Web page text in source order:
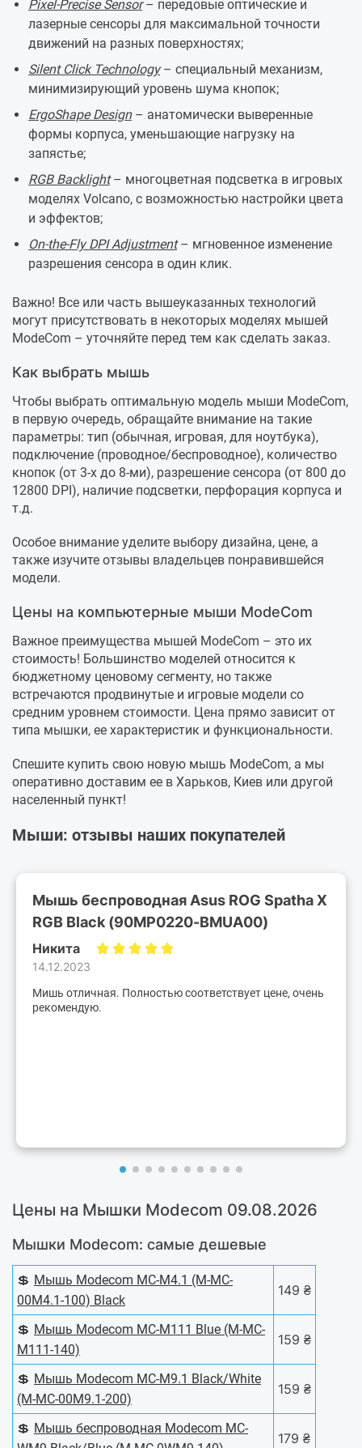
Pixel-Precise Sensor– передовые оптические и
лазерные сенсоры для максимальной точности
движений на разных поверхностях;
Silent Click Technology– специальный механизм,
минимизирующий уровень шума кнопок;
ErgoShape Design– анатомически выверенные
формы корпуса, уменьшающие нагрузку на
запястье;
RGB Backlight– многоцветная подсветка в игровых
моделях Volcano, с возможностью настройки цвета
и эффектов;
On-the-Fly DPI Adjustment– мгновенное изменение
разрешения сенсора в один клик.
Важно! Все или часть вышеуказанных технологий
могут присутствовать в некоторых моделях мышей
ModeCom – уточняйте перед тем как сделать заказ.
Как выбрать мышь
Чтобы выбрать оптимальную модель мыши ModeCom,
в первую очередь, обращайте внимание на такие
параметры: тип (обычная, игровая, для ноутбука),
подключение (проводное/беспроводное), количество
кнопок (от 3-х до 8-ми), разрешение сенсора (от 800 до
12800 DPI), наличие подсветки, перфорация корпуса и
т.д.
Особое внимание уделите выбору дизайна, цене, а
также изучите отзывы владельцев понравившейся
модели.
Цены на компьютерные мыши ModeCom
Важное преимущества мышей ModeCom – это их
стоимость! Большинство моделей относится к
бюджетному ценовому сегменту, но также
встречаются продвинутые и игровые модели со
средним уровнем стоимости. Цена прямо зависит от
типа мышки, ее характеристик и функциональности.
Спешите купить свою новую мышь ModeCom, а мы
оперативно доставим ее в Харьков, Киев или другой
населенный пункт!
Мыши: отзывы наших покупателей
Мышь беспроводная Asus ROG Spatha X
RGB Black (90MP0220-BMUA00)
Никита
14.12.2023
Мишь отличная. Полностью соответствует цене, очень
рекомендую.
Цены на Мышки Modecom 09.08.2026
Мышки Modecom: самые дешевые
💲 Мышь Modecom MC-M4.1 (M-MC-
00M4.1-100) Black
149 ₴
💲 Мышь Modecom MC-M111 Blue (M-MC-
M111-140)
159 ₴
💲 Мышь Modecom MC-M9.1 Black/White
(M-MC-00M9.1-200)
159 ₴
💲 Мышь беспроводная Modecom MC-
179 ₴